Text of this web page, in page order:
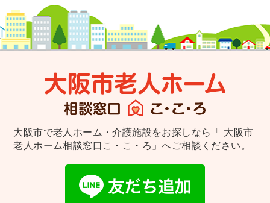
大阪市で老人ホーム・介護施設をお探しなら
「 大阪市
老人ホーム相談窓口こ・こ・ろ」へご相談ください。